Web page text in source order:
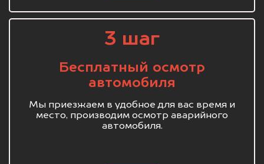
3 шаг
Бесплатный осмотр
автомобиля
Мы приезжаем в удобное для вас время и
место, производим осмотр аварийного
автомобиля.